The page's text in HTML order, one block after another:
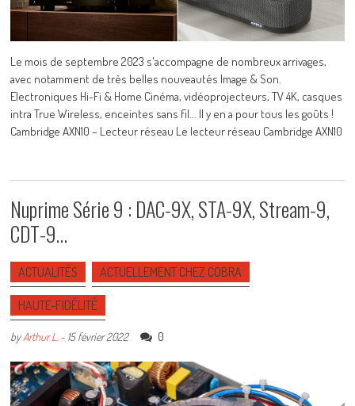
Le mois de septembre 2023 s'accompagne de nombreux arrivages,
avec notamment de très belles nouveautés Image & Son.
Electroniques Hi-Fi & Home Cinéma, vidéoprojecteurs, TV 4K, casques
intra True Wireless, enceintes sans fil... Il y en a pour tous les goûts !
Cambridge AXN10 – Lecteur réseau Le lecteur réseau Cambridge AXN10
Nuprime Série 9 : DAC-9X, STA-9X, Stream-9,
CDT-9…
ACTUALITÉS ACTUELLEMENT CHEZ COBRA
HAUTE-FIDÉLITÉ
byArthur L. - 15 février 2022 0